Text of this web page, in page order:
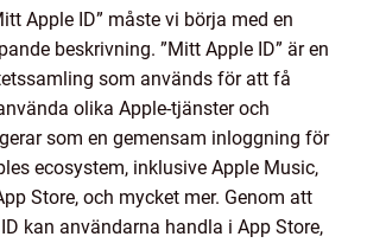
Apple ID” måste vi börja med en
beskrivning. ”Mitt Apple ID” är en
som används för att få
olika Apple-tjänster och
som en gemensam inloggning för
ecosystem, inklusive Apple Music,
Store, och mycket mer. Genom att
kan användarna handla i App Store,